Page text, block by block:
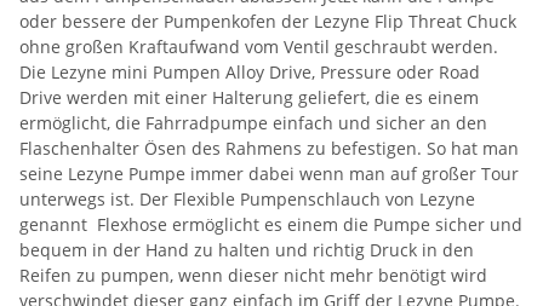
oder bessere der Pumpenkofen der Lezyne Flip Threat Chuck
ohne großen Kraftaufwand vom Ventil geschraubt werden.
Die Lezyne mini Pumpen Alloy Drive, Pressure oder Road
Drive werden mit einer Halterung geliefert, die es einem
ermöglicht, die Fahrradpumpe einfach und sicher an den
Flaschenhalter Ösen des Rahmens zu befestigen. So hat man
seine Lezyne Pumpe immer dabei wenn man auf großer Tour
unterwegs ist. Der Flexible Pumpenschlauch von Lezyne
genannt Flexhose ermöglicht es einem die Pumpe sicher und
bequem in der Hand zu halten und richtig Druck in den
Reifen zu pumpen, wenn dieser nicht mehr benötigt wird
verschwindet dieser ganz einfach im Griff der Lezyne Pumpe.